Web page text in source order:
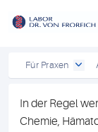
Für Praxen
In der Regel
Chemie,